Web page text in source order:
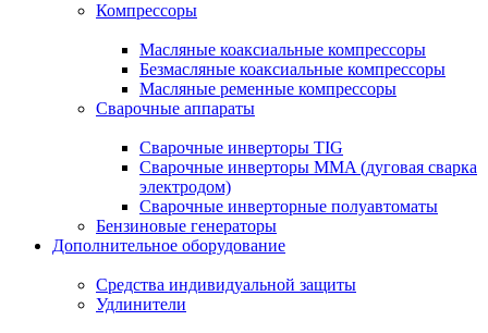
Компрессоры
Масляные коаксиальные компрессоры
Безмасляные коаксиальные компрессоры
Масляные ременные компрессоры
Сварочные аппараты
Сварочные инверторы TIG
Сварочные инверторы MMA (дуговая сварка
электродом)
Сварочные инверторные полуавтоматы
Бензиновые генераторы
Дополнительное оборудование
Средства индивидуальной защиты
Удлинители